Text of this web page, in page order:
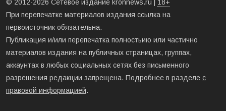
© 2012-2026 Сетевое издание kronnews.ru | 18+
При перепечатке материалов издания ссылка на
первоисточник обязательна.
Публикация и/или перепечатка полностьию или частично
материалов издания на публичных страницах, группах,
аккаунтах в любых социальных сетях без письменного
разрешения редакции запрещена. Подробнее в разделе с
правовой информацией.